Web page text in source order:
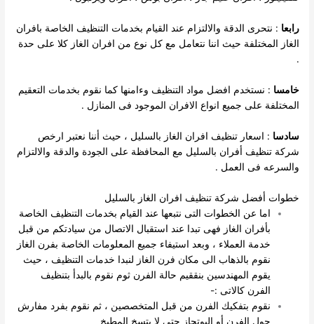
رابعا : نتحرى الدقة والالتزام عند القيام بخدمات التنظيف الخاصة بافران
الغاز المختلفة حيث اننا نتعامل مع كل نوع من افران الغاز كلا على حدة
.
خامسا : نستخدم افضل مواد التنظيف وءامنها كما نقوم بخدمات التعقيم
المختلفة على جميع انواع الافران الموجود فى المنازل .
سادسا : اسعار تنظيف افران الغاز بالسليل ، حيث أننا نعتبر ارخص
شركة تنظيف أفران بالسليل مع المحافظة على الجودة والدقة والالتزام
والسرعه فى العمل .
خطوات أفضل شركة تنظيف افران الغاز بالسليل
اما عن الخطوات التى نتبعها عند القيام بخدمات التنظيف الخاصة
بأفران الغاز فهى تبدا عند استقبال الاتصال من سيادتكم من قبل
خدمة العملاء ، وبعد استيفاء جميع المعلومات الخاصة بفرن الغاز
نقوم بالذهاب الى مكان فرن الغاز لنبدا خدمات التنظيف ، حيث
يقوم المهندسين بنققيم حالة الفرن ثوم نقوم بالبدأ بتنظيف
الفرن كالاتى :-
نقوم بتفكيك الفرن من قبل المتخصصين ، ثم نقوم بفرد مفارش
حول الفرن أو البوتجاز حتى لا يتسخ المطبخ